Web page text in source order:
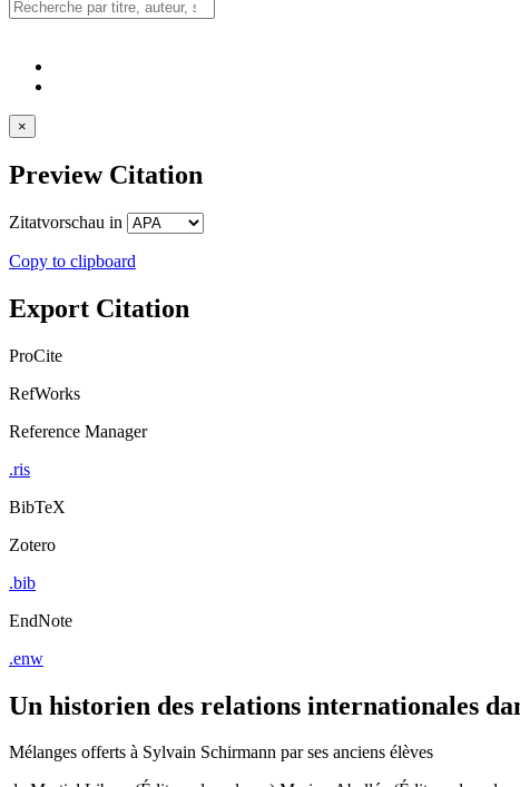
×
Preview Citation
Zitatvorschau in
Copy to clipboard
Export Citation
ProCite
RefWorks
Reference Manager
.ris
BibTeX
Zotero
.bib
EndNote
.enw
Un historien des relations internationales
Mélanges offerts à Sylvain Schirmann par ses anciens élèves